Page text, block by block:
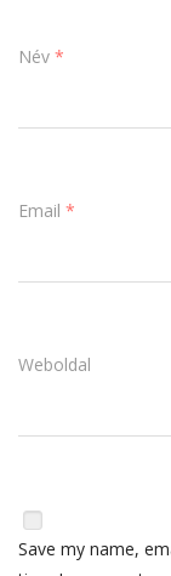
Név *
Email *
Weboldal
Save my name,